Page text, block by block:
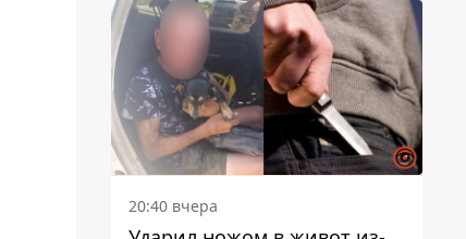
20:40 вчера